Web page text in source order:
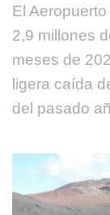
El
2,9 millones
meses de
ligera caída
del pasado